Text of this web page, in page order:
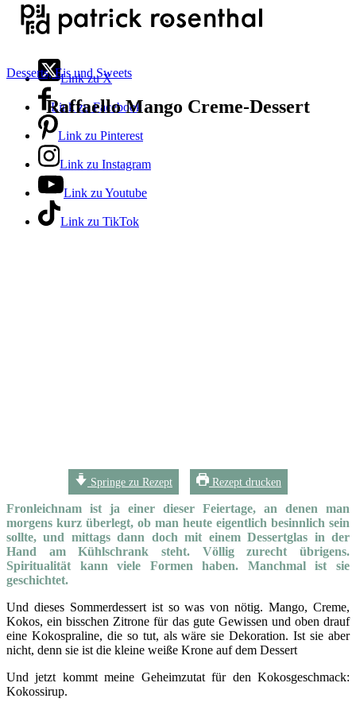
Link zu X
Link zu Facebook
Link zu Pinterest
Link zu Instagram
Link zu Youtube
Link zu TikTok
Desserts, Eis und Sweets
Raffaello Mango Creme-Dessert
Springe zu Rezept Rezept drucken
Fronleichnam ist ja einer dieser Feiertage, an denen man
morgens kurz überlegt, ob man heute eigentlich besinnlich sein
sollte, und mittags dann doch mit einem Dessertglas in der
Hand am Kühlschrank steht. Völlig zurecht übrigens.
Spiritualität kann viele Formen haben. Manchmal ist sie
geschichtet.
Und dieses Sommerdessert ist so was von nötig. Mango, Creme,
Kokos, ein bisschen Zitrone für das gute Gewissen und oben drauf
eine Kokospraline, die so tut, als wäre sie Dekoration. Ist sie aber
nicht, denn sie ist die kleine weiße Krone auf dem Dessert
Und jetzt kommt meine Geheimzutat für den Kokosgeschmack:
Kokossirup.